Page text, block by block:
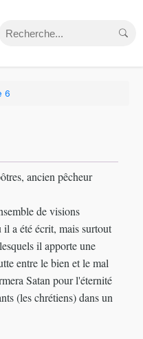
6
ancien pêcheur
de visions
a été écrit, mais surtout
il apporte une
entre le bien et le mal
Satan pour l'éternité
(les chrétiens) dans un